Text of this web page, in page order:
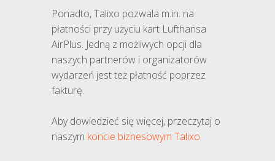
Ponadto, Talixo pozwala m.in. na
płatności przy użyciu kart Lufthansa
AirPlus. Jedną z możliwych opcji dla
naszych partnerów i organizatorów
wydarzeń jest też płatność poprzez
fakturę.
Aby dowiedzieć się więcej, przeczytaj o
naszym koncie biznesowym Talixo